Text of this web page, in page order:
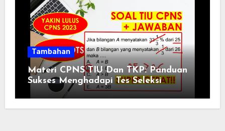
Tambahan
Materi CPNS TIU Dan TKP: Panduan
Sukses Menghadapi Tes Seleksi